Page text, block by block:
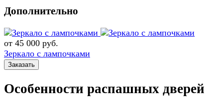
Дополнительно
от 45 000 руб.
Зеркало с лампочками
Заказать
Особенности распашных дверей